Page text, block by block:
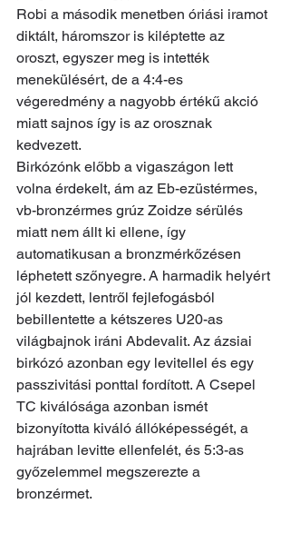
Robi a második menetben óriási iramot
diktált, háromszor is kiléptette az
oroszt, egyszer meg is intették
menekülésért, de a 4:4-es
végeredmény a nagyobb értékű akció
miatt sajnos így is az orosznak
kedvezett.
Birkózónk előbb a vigaszágon lett
volna érdekelt, ám az Eb-ezüstérmes,
vb-bronzérmes grúz Zoidze sérülés
miatt nem állt ki ellene, így
automatikusan a bronzmérkőzésen
léphetett szőnyegre. A harmadik helyért
jól kezdett, lentről fejlefogásból
bebillentette a kétszeres U20-as
világbajnok iráni Abdevalit. Az ázsiai
birkózó azonban egy levitellel és egy
passzivitási ponttal fordított. A Csepel
TC kiválósága azonban ismét
bizonyította kiváló állóképességét, a
hajrában levitte ellenfelét, és 5:3-as
győzelemmel megszerezte a
bronzérmet.